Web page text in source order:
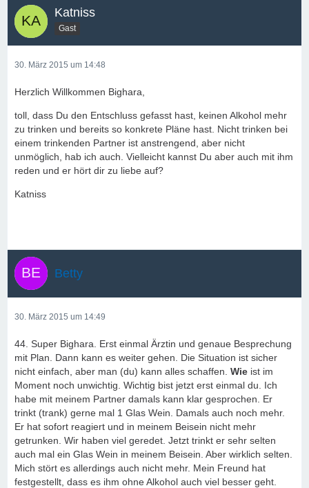
Katniss
Gast
30. März 2015 um 14:48
Herzlich Willkommen Bighara,
toll, dass Du den Entschluss gefasst hast, keinen Alkohol mehr
zu trinken und bereits so konkrete Pläne hast. Nicht trinken bei
einem trinkenden Partner ist anstrengend, aber nicht
unmöglich, hab ich auch. Vielleicht kannst Du aber auch mit ihm
reden und er hört dir zu liebe auf?
Katniss
Betty
30. März 2015 um 14:49
44. Super Bighara. Erst einmal Ärztin und genaue Besprechung
mit Plan. Dann kann es weiter gehen. Die Situation ist sicher
nicht einfach, aber man (du) kann alles schaffen. Wie ist im
Moment noch unwichtig. Wichtig bist jetzt erst einmal du. Ich
habe mit meinem Partner damals kann klar gesprochen. Er
trinkt (trank) gerne mal 1 Glas Wein. Damals auch noch mehr.
Er hat sofort reagiert und in meinem Beisein nicht mehr
getrunken. Wir haben viel geredet. Jetzt trinkt er sehr selten
auch mal ein Glas Wein in meinem Beisein. Aber wirklich selten.
Mich stört es allerdings auch nicht mehr. Mein Freund hat
festgestellt, dass es ihm ohne Alkohol auch viel besser geht.